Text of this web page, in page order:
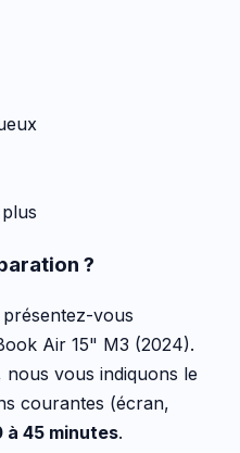
?
vous
Air 15" M3 (2024).
vous indiquons le
courantes (écran,
à 45 minutes.